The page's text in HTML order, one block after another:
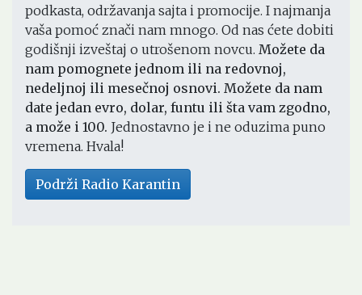
podkasta, održavanja sajta i promocije. I najmanja
vaša pomoć znači nam mnogo. Od nas ćete dobiti
godišnji izveštaj o utrošenom novcu. Možete da
nam pomognete jednom ili na redovnoj,
nedeljnoj ili mesečnoj osnovi. Možete da nam
date jedan evro, dolar, funtu ili šta vam zgodno,
a može i 100. Jednostavno je i ne oduzima puno
vremena. Hvala!
Podrži Radio Karantin